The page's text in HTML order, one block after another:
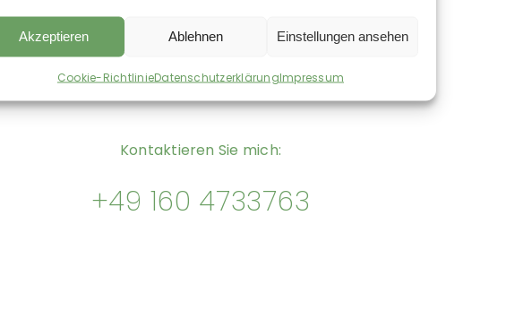
Akzeptieren Ablehnen Einstellungen ansehen
Cookie-RichtlinieDatenschutzerklärungImpressum
Kontaktieren Sie mich:
+49 160 4733763